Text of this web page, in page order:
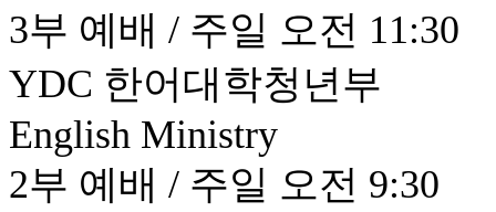
3부 예배 / 주일 오전 11:30
YDC 한어대학청년부
English Ministry
2부 예배 / 주일 오전 9:30